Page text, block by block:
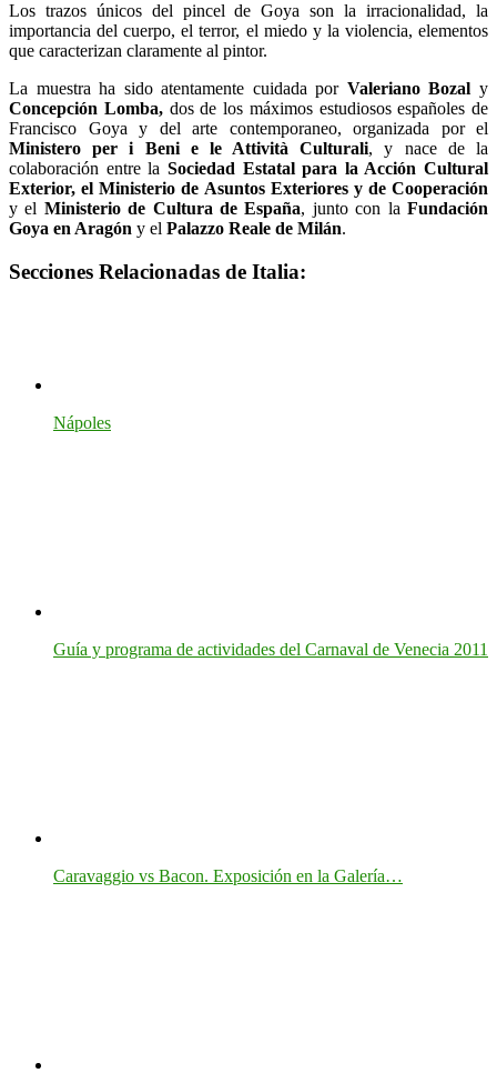
Los trazos únicos del pincel de Goya son la irracionalidad, la
importancia del cuerpo, el terror, el miedo y la violencia, elementos
que caracterizan claramente al pintor.
La muestra ha sido atentamente cuidada por Valeriano Bozal y
Concepción Lomba,dos de los máximos estudiosos españoles de
Francisco Goya y del arte contemporaneo, organizada por el
Ministero per i Beni e le Attività Culturali, y nace de la
colaboración entre la Sociedad Estatal para la Acción Cultural
Exterior, el Ministerio de Asuntos Exteriores y de Cooperación
y el Ministerio de Cultura de España, junto con laFundación
Goya en Aragón y el Palazzo Reale de Milán.
Secciones Relacionadas de Italia:
Nápoles
Guía y programa de actividades del Carnaval de Venecia 2011
Caravaggio vs Bacon. Exposición en la Galería…